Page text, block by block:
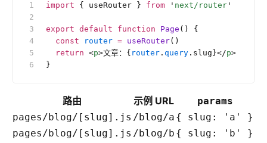
import { useRouter } from ' next/router '
export default function Page () {
  const
router = useRouter()
  return
<p>文章：{ router . query .slug}</p>
}
路由 示例 URL
params
pages/blog/[slug].js /blog/a { slug: 'a' }
pages/blog/[slug].js /blog/b { slug: 'b' }